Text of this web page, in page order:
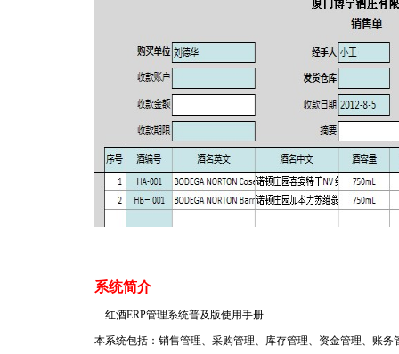
系统简介
红酒ERP管理系统普及版使用手册
本系统包括：销售管理、采购管理、库存管理、资金管理、账